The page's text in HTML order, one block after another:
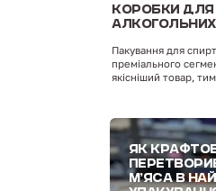
КОРОБКИ ДЛЯ
АЛКОГОЛЬНИХ
Пакування для
преміального
якісніший товар,
ЯК
М’ЯСА В